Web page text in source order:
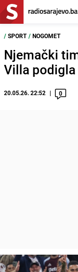
/ SPORT / NOGOMET
Njemački
Villa podigla
20.05.26. 22:52 0